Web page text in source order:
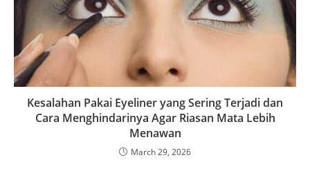
Kesalahan Pakai Eyeliner yang Sering Terjadi dan
Cara Menghindarinya Agar Riasan Mata Lebih
Menawan
March 29, 2026